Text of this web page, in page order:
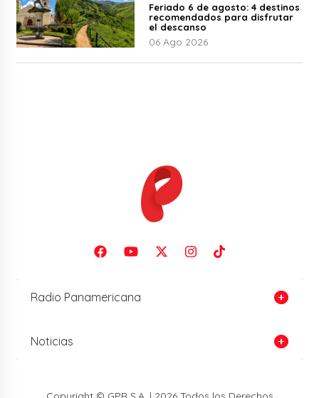
Feriado 6 de agosto: 4 destinos
recomendados para disfrutar
el descanso
06 Ago 2026
Radio Panamericana
Noticias